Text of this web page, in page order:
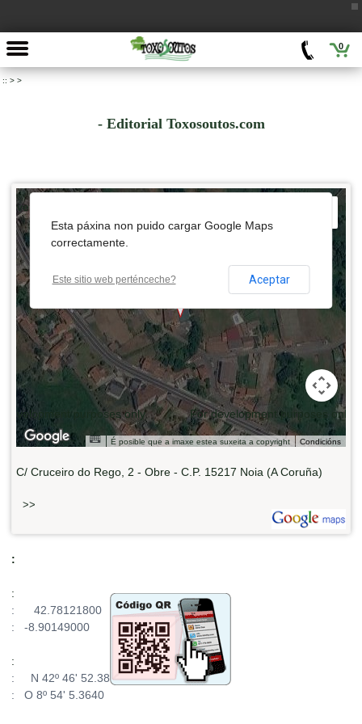
0
:: > >
- Editorial Toxosoutos.com
For development purposes only
development purposes only
development purposes only For development purposes only
É posible que a imaxe estea suxeita a copyright Condicións
Esta páxina non puido cargar Google Maps
correctamente.
Este sitio web perténceche? Aceptar
C/ Cruceiro do Rego, 2 - Obre - C.P. 15217 Noia (A Coruña)
>>
:
:
: 42.78121800
: -8.90149000
:
: N 42º 46' 52.38
: O 8º 54' 5.3640